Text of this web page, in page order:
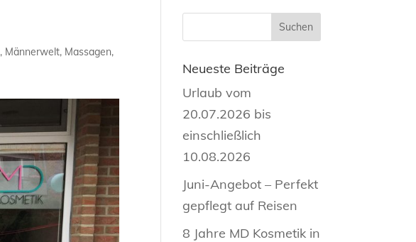
, Männerwelt, Massagen,
Neueste Beiträge
Urlaub vom
20.07.2026 bis
einschließlich
10.08.2026
Juni-Angebot – Perfekt
gepflegt auf Reisen
8 Jahre MD Kosmetik in